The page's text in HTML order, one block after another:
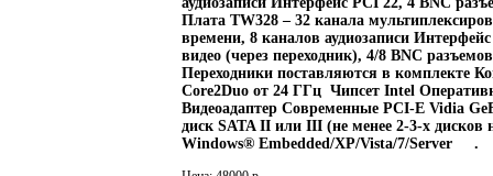
Плата TW328 – 32 канала
времени, 8 каналов аудиозаписи
видео (через переходник), 4/8 BNC
Переходники поставляются в комплекте
Core2Duo от 24 ГГц Чипсет Intel
Видеоадаптер Современные PCI-E Vidia
диск SATA II или III (не менее 2-3-х дисков
Windows® Embedded/XP/Vista/7/Server .